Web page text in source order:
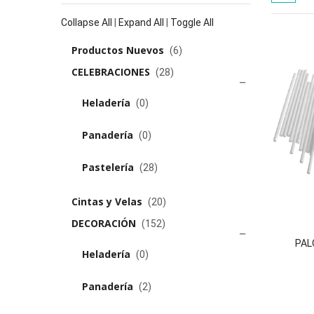
Collapse All Expand All Toggle All
Productos Nuevos (6)
CELEBRACIONES (28)
Heladería (0)
Panadería (0)
Pastelería (28)
Cintas y Velas (20)
DECORACIÓN (152)
Heladería (0)
Panadería (2)